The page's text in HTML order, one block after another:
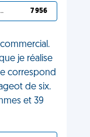
MÉRITÉ 7 956
je réalise
correspond
de six.
et 39